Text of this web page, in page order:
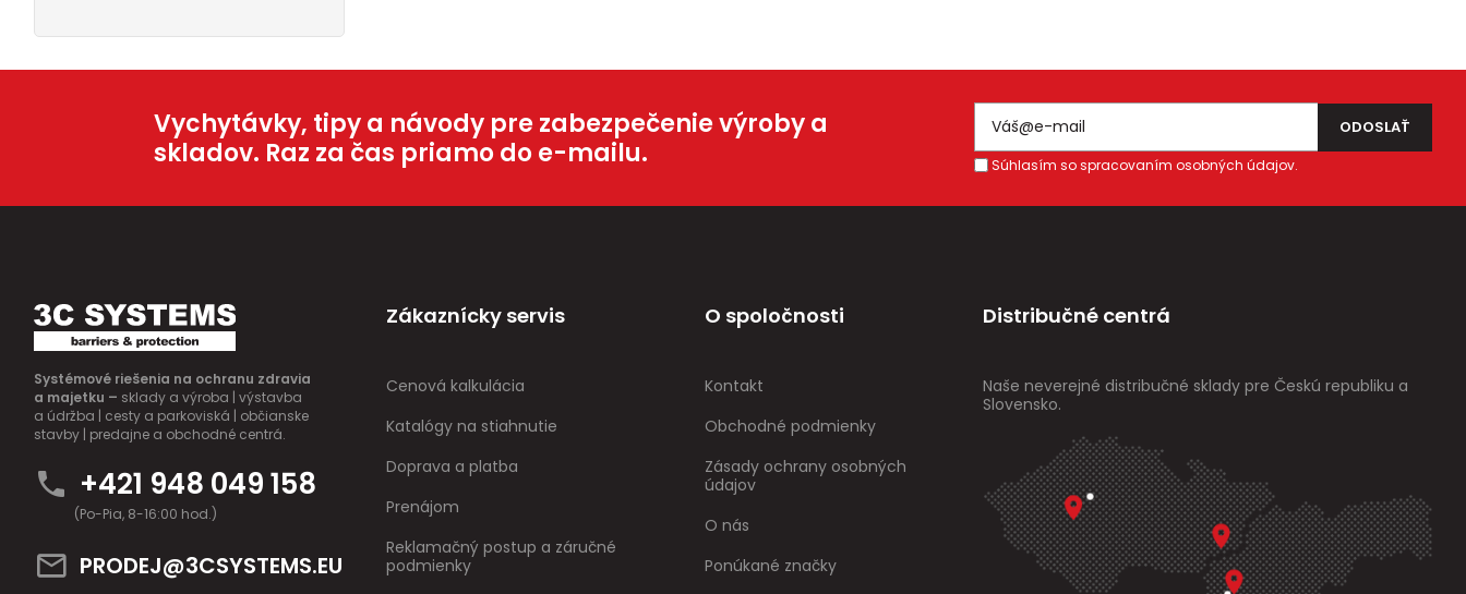
Vychytávky, tipy a návody pre zabezpečenie výroby a
skladov. Raz za čas priamo do e-mailu.
Súhlasím so spracovaním osobných údajov.
Systémové riešenia na ochranu zdravia
a majetku – sklady a výroba | výstavba
a údržba | cesty a parkoviská | občianske
stavby | predajne a obchodné centrá.
+421 948 049 158
(Po-Pia, 8-16:00 hod.)
PRODEJ@3CSYSTEMS.EU
Zákaznícky servis
Cenová kalkulácia
Katalógy na stiahnutie
Doprava a platba
Prenájom
Reklamačný postup a záručné
podmienky
O spoločnosti
Kontakt
Obchodné podmienky
Zásady ochrany osobných
údajov
O nás
Ponúkané značky
Distribučné centrá
Naše neverejné distribučné sklady pre Českú republiku a
Slovensko.